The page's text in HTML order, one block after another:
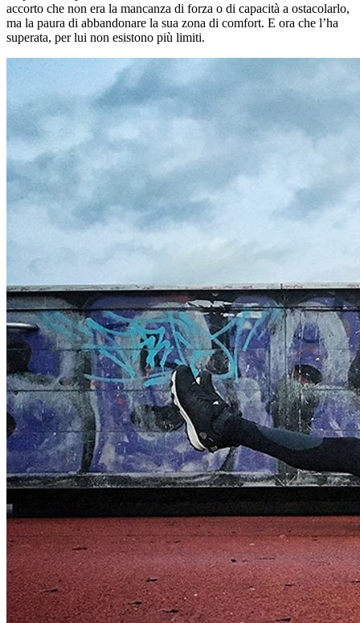
accorto che non era la mancanza di forza o di capacità a ostacolarlo,
ma la paura di abbandonare la sua zona di comfort. E ora che l’ha
superata, per lui non esistono più limiti.